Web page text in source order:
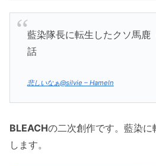
藍染隊長に転生したクソ馬鹿
話
悲しいなぁ@silvie – Hameln
BLEACHの二次創作です。藍染に
します。